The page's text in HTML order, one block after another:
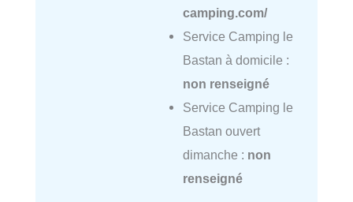
camping.com/
Service Camping le
Bastan à domicile :
non renseigné
Service Camping le
Bastan ouvert
dimanche : non
renseigné